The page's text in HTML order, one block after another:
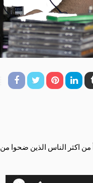
اكثر الناس الذين ضحوا من